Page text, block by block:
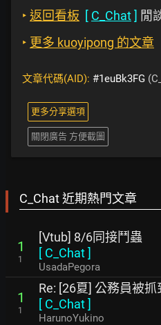
‣ 返回看板 [ C_Chat] 閒
‣ 更多 kuoyipong 的文章
文章代碼(AID): #1euBk3FG
更多分享選項
關閉廣告 方便截圖
C_Chat 近期熱門文章
1
1
[Vtub] 8/6同接鬥蟲
[ C_Chat]
UsadaPegora
1
1
Re: [26夏] 公務員被
[ C_Chat]
HarunoYukino